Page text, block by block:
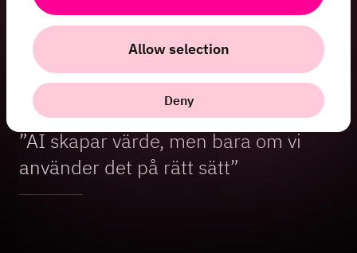
Allow selection
Deny
bara är en juridisk fråga – det är en affärsstrategisk
fråga. Företag som tidigt integrerar AI-governance
och riskhantering i sina processer kommer att ha
en konkurrensfördel framöver.
”AI skapar värde, men bara om vi
använder det på rätt sätt”